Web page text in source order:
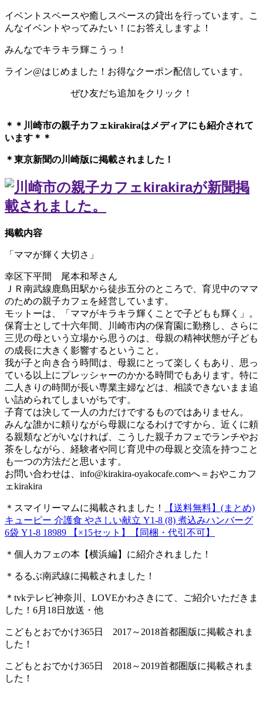
イベントスペースや癒しスペースの貸出を行っています。こ
んなイベントやってみたい！にお答えしますよ！
みんなでキラキラ輝こうっ！
ライン@はじめました！お得なクーポン配信しています。
ぜひ友だち追加をクリック！
＊＊川崎市の親子カフェkirakiraは メディアにも紹介されて
います＊＊
＊東京新聞の川崎版に掲載されました！
掲載内容
「ママが輝く大切さ」
幸区下平間 尾本和琴さん
ＪＲ南武線鹿島田駅から徒歩五分のところで、育児中のママ
のための親子カフェを経営しています。
モットーは、「ママがキラキラ輝くことで子どもも輝く」。
保育士として十六年間、川崎市内の保育園に勤務し、さらに
三児の母という立場から思うのは、母親の精神状態が子ども
の成長に大きく影響するということ。
我が子と向き合う時間は、母親にとって楽しくもあり、思っ
ている以上にプレッシャーのかかる時間でもあります。特に
二人きりの時間が長い専業主婦などは、相談できないまま追
い詰められてしまいがちです。
子育ては決して一人の力だけでするものではありません。
みんな誰かに頼りながら母親になるわけですから、近くに頼
る親類などがいなければ、こうした親子カフェでランチやお
茶をしながら、経験者や同じ育児中の母親と交流を持つこと
も一つの方法だと思います。
お問い合わせは、 info@kirakira-oyakocafe.comへ＝おやこカフ
ェkirakira
＊スマイリーマムに掲載されました！
【送料無料】(まとめ)
キューピー 介護食 やさしい献立 Y1-8 (8) 煮込みハンバーグ
6袋 Y1-8 18989 【×15セット】【同梱・代引不可】
＊個人カフェの本【横浜編】に紹介されました！
＊るるぶ南武線に掲載されました！
＊tvkテレビ神奈川、LOVEかわさきにて、ご紹介いただきま
した！6月18日放送・他
こどもとおでかけ365日 2017～2018首都圏版に掲載されま
した！
こどもとおでかけ365日 2018～2019首都圏版に掲載されま
した！